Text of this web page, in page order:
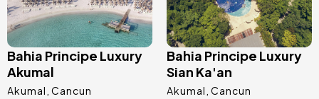
Bahia Principe Luxury
Akumal
Akumal Cancun
Bahia Principe Luxury
Sian Ka'an
Akumal Cancun